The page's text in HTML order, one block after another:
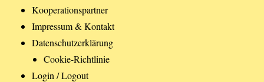
Kooperationspartner
Impressum & Kontakt
Datenschutzerklärung
Cookie-Richtlinie
Login / Logout